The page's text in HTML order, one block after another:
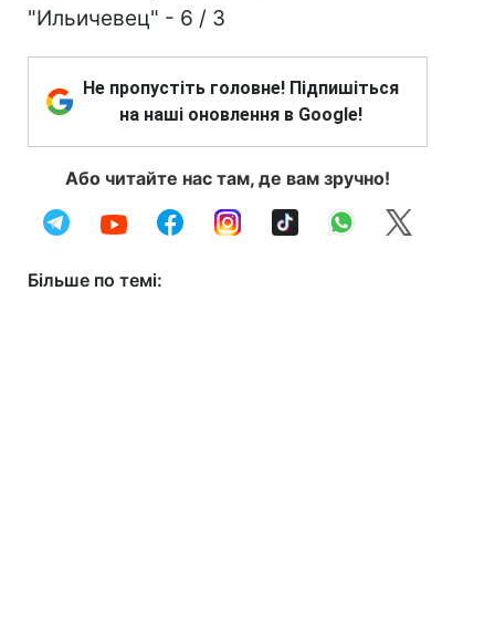
"Ильичевец" - 6 / 3
Не пропустіть головне! Підпишіться
на наші оновлення в Google!
Або читайте нас там, де вам зручно!
Більше по темі: